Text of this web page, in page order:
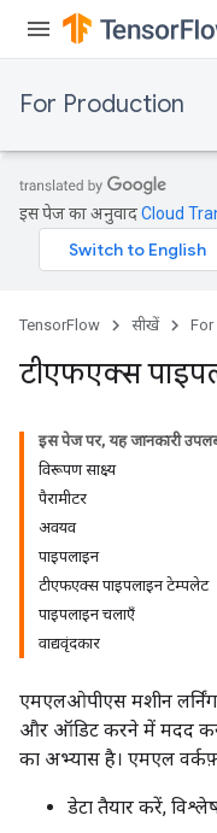
For Production
इस पेज का अनुवादCloud
TensorFlow सीखें For
टीएफएक्स
इस पेज पर, यह जानकारी
विरूपण साक्ष्य
पैरामीटर
अवयव
पाइपलाइन
टीएफएक्स पाइपलाइन टेम्पलेट
पाइपलाइन चलाएँ
वाद्यवृंदकार
एमएलओपीएस मशीन लर्निंग
और ऑडिट करने में मदद
का अभ्यास है। एमएल
डेटा तैयार करें,